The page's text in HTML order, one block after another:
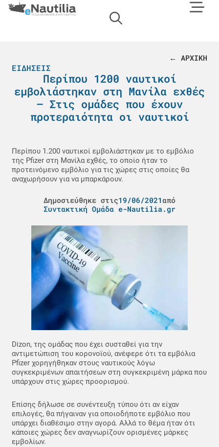
← ΑΡΧΙΚΗ
ΕΙΔΉΣΕΙΣ
Περίπου 1200 ναυτικοί
εμβολιάστηκαν στη Μανίλα εχθές
– Στις ομάδες που έχουν
προτεραιότητα οι ναυτικοί
Περίπου 1.200 ναυτικοί εμβολιάστηκαν με το εμβόλιο
της Pfizer στη Μανίλα εχθές, το οποίο ήταν το
προτεινόμενο εμβόλιο για τις χώρες στις οποίες θα
αναχωρήσουν για να μπαρκάρουν.
Δημοσιεύθηκε στις19/06/2021από
Συντακτική Ομάδα e-Nautilia.gr
Dizon, της ομάδας που έχει συσταθεί για την
αντιμετώπιση του κορονοϊού, ανέφερε ότι τα εμβόλια
Pfizer χορηγήθηκαν στους ναυτικούς λόγω
συγκεκριμένων απαιτήσεων στη συγκεκριμένη μάρκα που
υπάρχουν στις χώρες προορισμού.
Επίσης δήλωσε σε συνέντευξη τύπου ότι αν είχαν
επιλογές, θα πήγαιναν για οποιοδήποτε εμβόλιο που
υπάρχει διαθέσιμο στην αγορά. Αλλά το θέμα ήταν ότι
κάποιες χώρες δεν αναγνωρίζουν ορισμένες μάρκες
εμβολίων.